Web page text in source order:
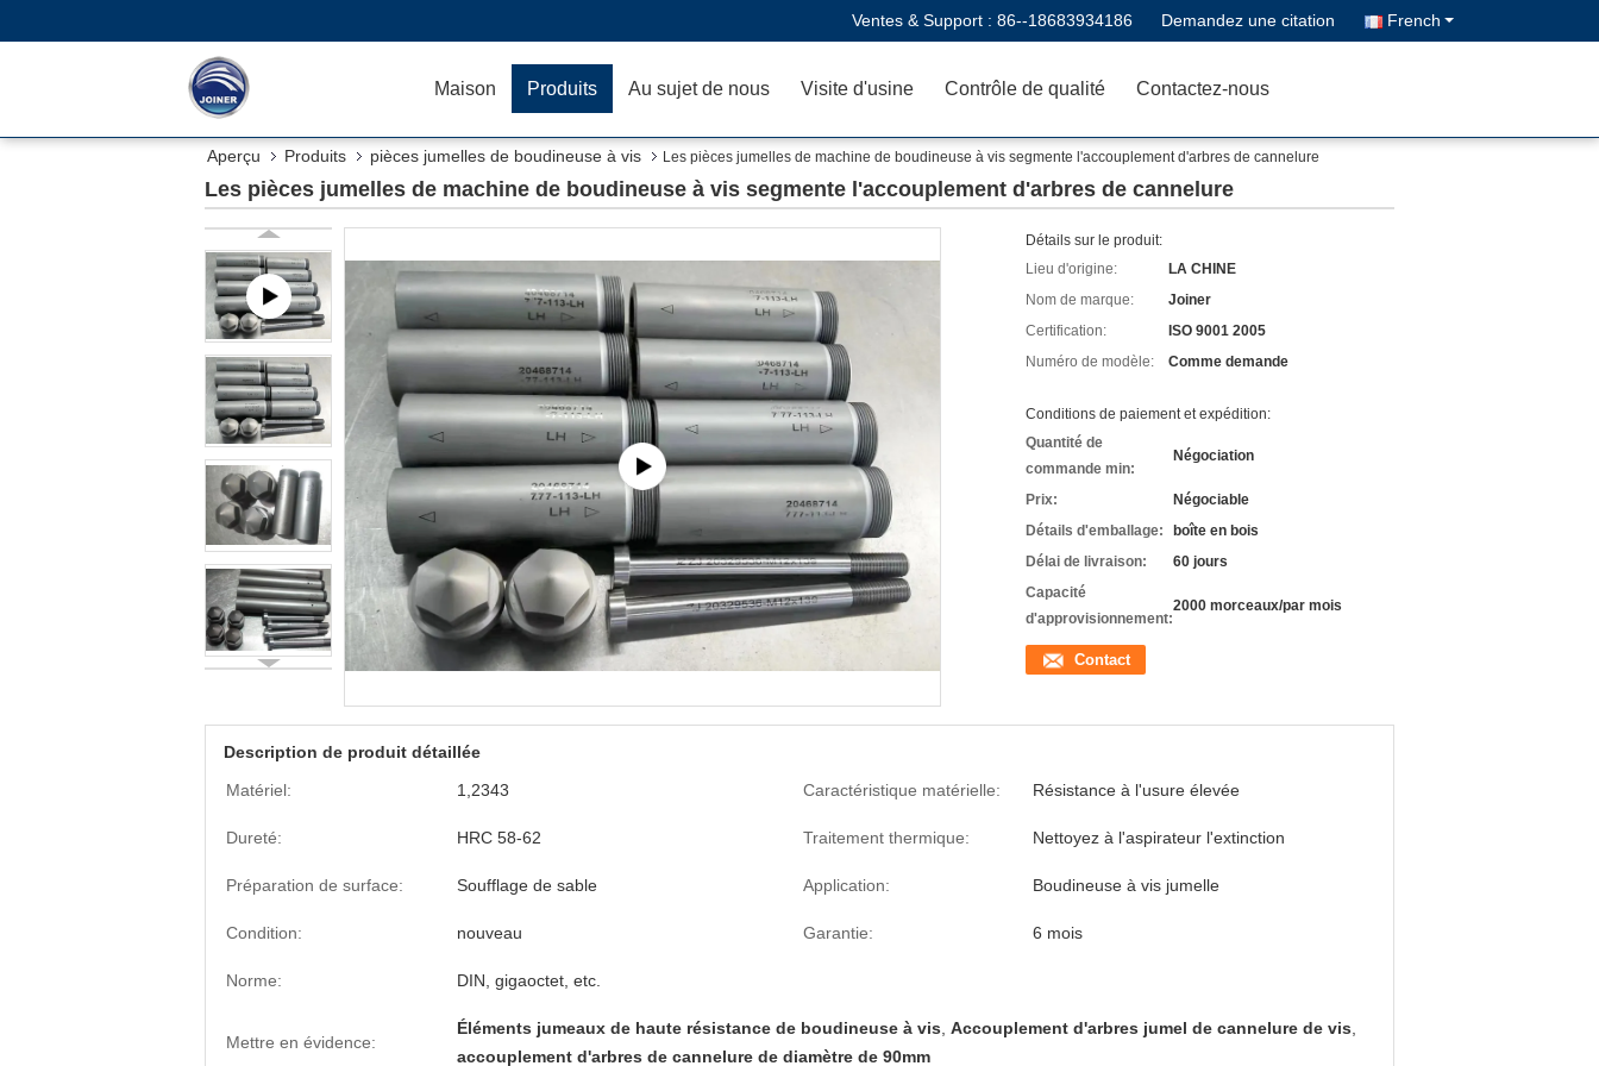
Ventes & Support : 86--18683934186 Demandez une citation French
Maison Produits Au sujet de nous Visite d'usine Contrôle de qualité Contactez-nous
Aperçu Produits pièces jumelles de boudineuse à vis Les pièces jumelles de machine de boudineuse à vis segmente l'accouplement d'arbres de cannelure
Les pièces jumelles de machine de boudineuse à vis segmente l'accouplement d'arbres de cannelure
Détails sur le produit:
Lieu d'origine:
LA CHINE
Nom de marque:
Joiner
Certification:
ISO 9001 2005
Numéro de modèle:
Comme demande
Conditions de paiement et expédition:
Quantité de
commande min:
Négociation
Prix:
Négociable
Détails d'emballage:
boîte en bois
Délai de livraison:
60 jours
Capacité
d'approvisionnement:
2000 morceaux/par mois
Contact
Description de produit détaillée
Matériel:
1,2343 Caractéristique matérielle: Résistance à l'usure élevée
Dureté: HRC 58-62 Traitement thermique: Nettoyez à l'aspirateur l'extinction
Préparation de surface: Soufflage de sable Application: Boudineuse à vis jumelle
Condition: nouveau Garantie: 6 mois
Norme: DIN, gigaoctet, etc.
Mettre en évidence:
Éléments jumeaux de haute résistance de boudineuse à vis Accouplement d'arbres jumel de cannelure de vis
accouplement d'arbres de cannelure de diamètre de 90mm